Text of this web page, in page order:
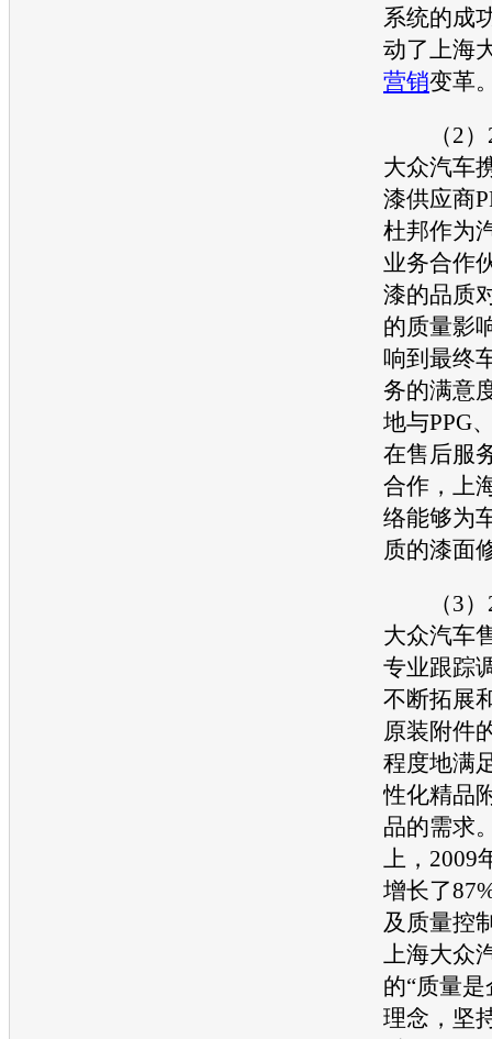
系统的成
动了上海
营销变革
（2）
大众汽车
漆供应商
杜邦作为
业务合作
漆的品质
的质量影
响到最终
务的满意
地与PPG
在售后服
合作， 上
络能够为
质的漆面
（3）
大众汽车
专业跟踪
不断拓展
原装附件
程度地满
性化精品
品的需求
上，2009
增长了
及质量控
上海大众
的“质量
理念，坚